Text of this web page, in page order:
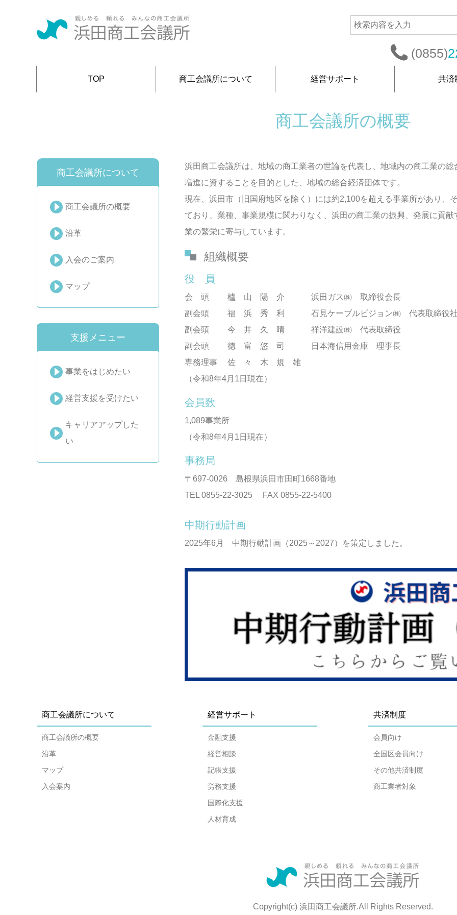
(0855)
TOP 商工会議所について 経営サポート 共済
商工会議所の概要
商工会議所について
商工会議所の概要
沿革
入会のご案内
マップ
支援メニュー
事業をはじめたい
経営支援を受けたい
キャリアアップした
い
浜田商工会議所は、地域の商工業者の世論を代表し、地域内の商工業の
増進に資することを目的とした、地域の総合経済団体です。
現在、浜田市（旧国府地区を除く）には約2,100を超える事業所があり、
ており、業種、事業規模に関わりなく、浜田の商工業の振興、発展に貢
業の繁栄に寄与しています。
組織概要
役 員
会 頭 櫨 山 陽 介 浜田ガス㈱ 取締役会長
副会頭 福 浜 秀 利 石見ケーブルビジョン㈱ 代表取締役
副会頭 今 井 久 晴 祥洋建設㈱ 代表取締役
副会頭 徳 富 悠 司 日本海信用金庫 理事長
専務理事 佐 々 木 規 雄
（令和8年4月1日現在）
会員数
1,089事業所
（令和8年4月1日現在）
事務局
〒697-0026 島根県浜田市田町1668番地
TEL 0855-22-3025 FAX 0855-22-5400
中期行動計画
2025年6月 中期行動計画（2025～2027）を策定しました。
商工会議所について
商工会議所の概要
沿革
マップ
入会案内
経営サポート
金融支援
経営相談
記帳支援
労務支援
国際化支援
人材育成
共済制度
会員向け
全国区会員向け
その他共済制度
商工業者対象
Copyright(c) 浜田商工会議所.All Rights Reserved.